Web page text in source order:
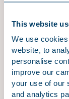
This website
We use
website, to
personalise
improve our
your use of our
and analytics
Intensivering
In Nederland
van
vastgelegd,
taken
governance